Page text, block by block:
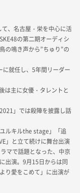
、名古屋・栄を中心に活
の第二期オーディシ
の鳴き声から”ちゅり”の
就任し、5年間リーダー
は主に女優・タレントと
」では殺陣を披露し話
ルキルthe stage」「追
」と立て続けに舞台出演
マで話題となった、中京
出演。9月15日からは同
り愛をこめて」に出演が